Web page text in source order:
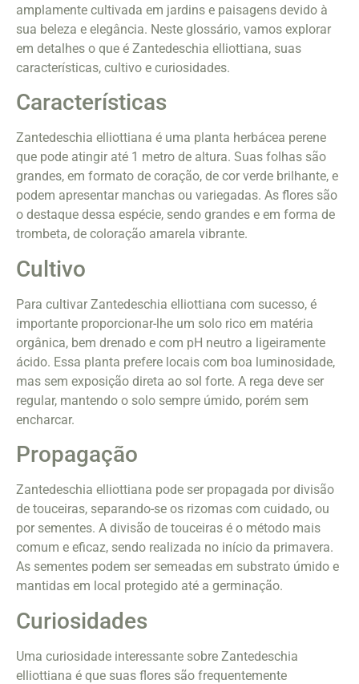
amplamente cultivada em jardins e paisagens devido à
sua beleza e elegância. Neste glossário, vamos explorar
em detalhes o que é Zantedeschia elliottiana, suas
características, cultivo e curiosidades.
Características
Zantedeschia elliottiana é uma planta herbácea perene
que pode atingir até 1 metro de altura. Suas folhas são
grandes, em formato de coração, de cor verde brilhante, e
podem apresentar manchas ou variegadas. As flores são
o destaque dessa espécie, sendo grandes e em forma de
trombeta, de coloração amarela vibrante.
Cultivo
Para cultivar Zantedeschia elliottiana com sucesso, é
importante proporcionar-lhe um solo rico em matéria
orgânica, bem drenado e com pH neutro a ligeiramente
ácido. Essa planta prefere locais com boa luminosidade,
mas sem exposição direta ao sol forte. A rega deve ser
regular, mantendo o solo sempre úmido, porém sem
encharcar.
Propagação
Zantedeschia elliottiana pode ser propagada por divisão
de touceiras, separando-se os rizomas com cuidado, ou
por sementes. A divisão de touceiras é o método mais
comum e eficaz, sendo realizada no início da primavera.
As sementes podem ser semeadas em substrato úmido e
mantidas em local protegido até a germinação.
Curiosidades
Uma curiosidade interessante sobre Zantedeschia
elliottiana é que suas flores são frequentemente